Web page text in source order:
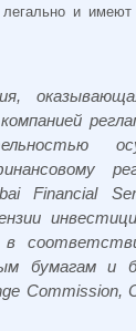
и
Financial
бумагам и
Commission,